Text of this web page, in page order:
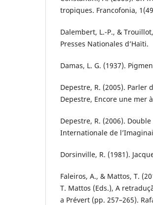
tropiques. Francofonia,
Dalembert, L.-P., &
Presses Nationales d’Haïti.
Damas, L. G. (1937).
Depestre, R. (2005). Parler
Depestre, Encore une mer
Depestre, R. (2006).
Internationale de
Dorsinville, R. (1981).
Faleiros, A., & Mattos, T.
T. Mattos (Eds.), A
a Prévert (pp. 257–265).